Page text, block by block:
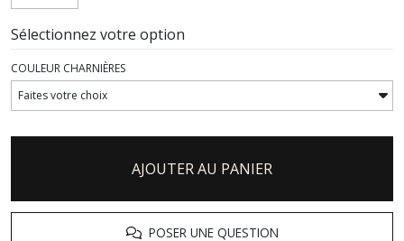
Sélectionnez votre option
COULEUR CHARNIÈRES
AJOUTER AU PANIER
POSER UNE QUESTION